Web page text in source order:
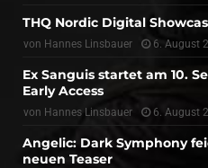
THQ Nordic Digital
von Hannes Linsbauer 6. August
Ex Sanguis startet am 10.
Early Access
von Hannes Linsbauer 6. August
Angelic: Dark Symphony
neuen Teaser